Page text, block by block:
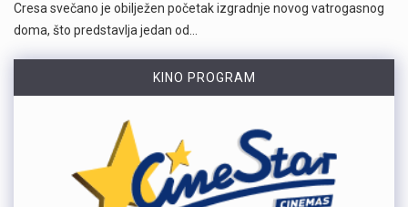
Cresa svečano je obilježen početak izgradnje novog vatrogasnog
doma, što predstavlja jedan od…
KINO PROGRAM